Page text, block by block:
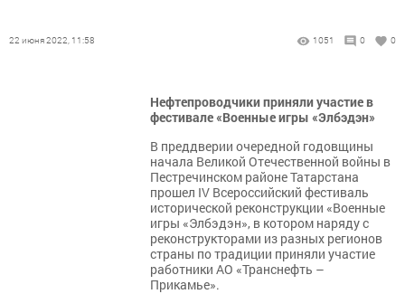
22 июня 2022, 11:58 1051 0 0
Нефтепроводчики приняли участие в
фестивале «Военные игры «Элбэдэн»
В преддверии очередной годовщины
начала Великой Отечественной войны в
Пестречинском районе Татарстана
прошел IV Всероссийский фестиваль
исторической реконструкции «Военные
игры «Элбэдэн», в котором наряду с
реконструкторами из разных регионов
страны по традиции приняли участие
работники АО «Транснефть –
Прикамье».